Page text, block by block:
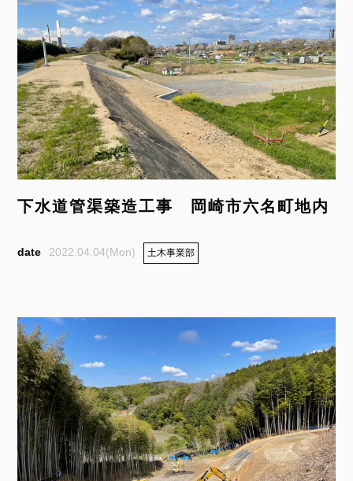
下水道管渠築造工事 岡崎市六名町地内
2022.04.04(Mon) 土木事業部